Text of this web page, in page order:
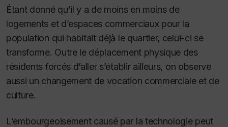
Étant donné qu’il y a de moins en moins de
logements et d’espaces commerciaux pour la
population qui habitait déjà le quartier, celui-ci se
transforme. Outre le déplacement physique des
résidents forcés d’aller s’établir ailleurs, on observe
aussi un changement de vocation commerciale et de
culture.
L’embourgeoisement causé par la technologie peut